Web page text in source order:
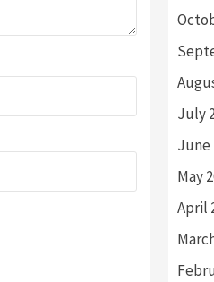
July
June
May
April